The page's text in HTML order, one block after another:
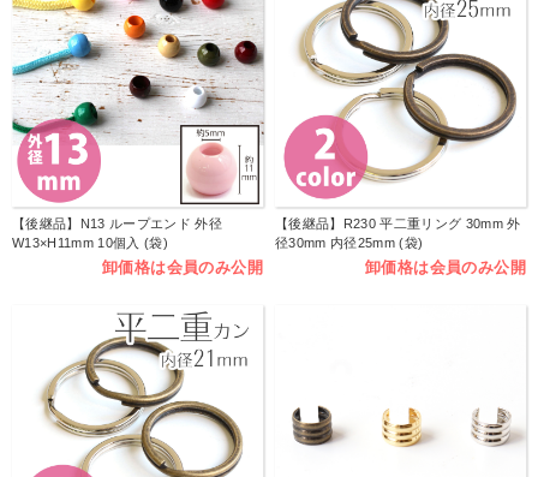
【後継品】N13 ループエンド 外径
W13×H11mm 10個入 (袋)
卸価格は会員のみ公開
【後継品】R230 平二重リング 30mm 外
径30mm 内径25mm (袋)
卸価格は会員のみ公開